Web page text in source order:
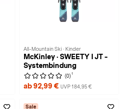
All-Mountain Ski · Kinder
McKinley · SWEETY I JT -
Systembindung
(0) 1
ab 92,99 € UVP 184,95 €
Sale